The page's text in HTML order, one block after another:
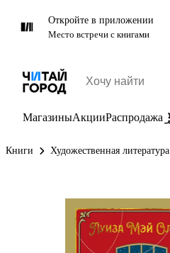
Откройте в приложении
Место встречи с книгами
МагазиныАкцииРаспродажа
Книги Художественная литература